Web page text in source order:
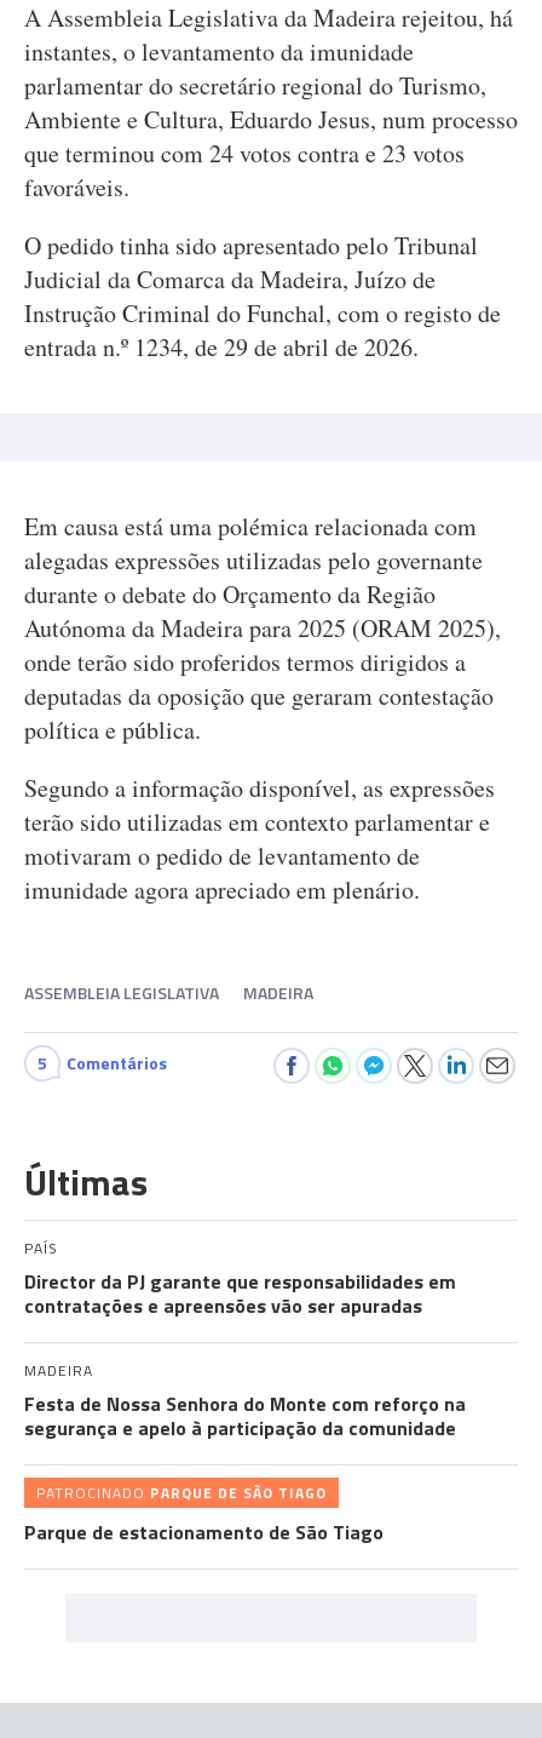
A Assembleia Legislativa da Madeira rejeitou, há
instantes, o levantamento da imunidade
parlamentar do secretário regional do Turismo,
Ambiente e Cultura, Eduardo Jesus, num processo
que terminou com 24 votos contra e 23 votos
favoráveis.
O pedido tinha sido apresentado pelo Tribunal
Judicial da Comarca da Madeira, Juízo de
Instrução Criminal do Funchal, com o registo de
entrada n.º 1234, de 29 de abril de 2026.
Em causa está uma polémica relacionada com
alegadas expressões utilizadas pelo governante
durante o debate do Orçamento da Região
Autónoma da Madeira para 2025 (ORAM 2025),
onde terão sido proferidos termos dirigidos a
deputadas da oposição que geraram contestação
política e pública.
Segundo a informação disponível, as expressões
terão sido utilizadas em contexto parlamentar e
motivaram o pedido de levantamento de
imunidade agora apreciado em plenário.
ASSEMBLEIA LEGISLATIVA MADEIRA
5 Comentários
Últimas
PAÍS
Director da PJ garante que responsabilidades em
contratações e apreensões vão ser apuradas
MADEIRA
Festa de Nossa Senhora do Monte com reforço na
segurança e apelo à participação da comunidade
PATROCINADO PARQUE DE SÃO TIAGO
Parque de estacionamento de São Tiago